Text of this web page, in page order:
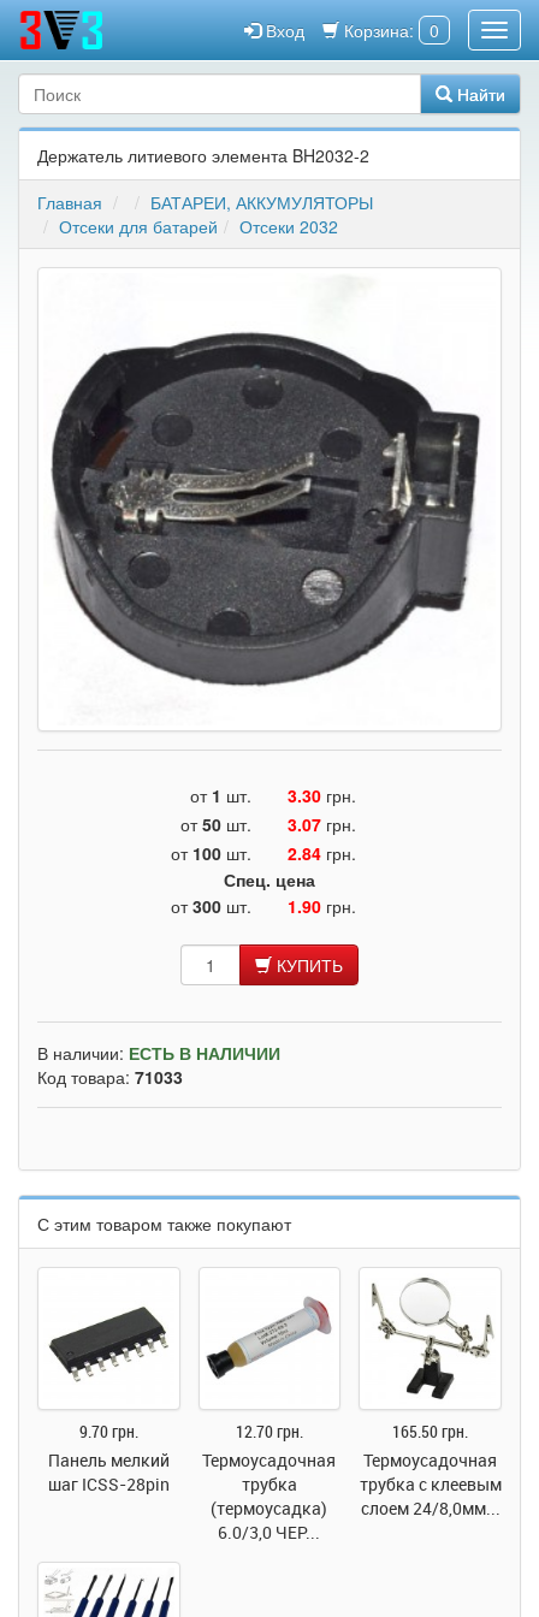
Корзина: 0
Вход
Найти
Держатель литиевого элемента BH2032-2
Главная
БАТАРЕИ, АККУМУЛЯТОРЫ
Отсеки для батарей
Отсеки 2032
от 1 шт. 3.30 грн.
от50 шт. 3.07 грн.
от 100 шт. 2.84 грн.
Спец. цена
от300 шт. 1.90 грн.
КУПИТЬ
В наличии: ЕСТЬ В НАЛИЧИИ
Код товара: 71033
С этим товаром также покупают
9.70 грн.
Панель мелкий
шаг ICSS-28pin
12.70 грн.
Термоусадочная
трубка
(термоусадка)
6.0/3,0 ЧЕР...
165.50 грн.
Термоусадочная
трубка c клеевым
слоем 24/8,0мм...